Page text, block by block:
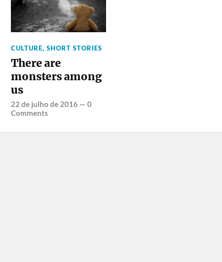
CULTURE,SHORT STORIES
There are
monsters among
us
22 de julho de 2016 —0
Comments